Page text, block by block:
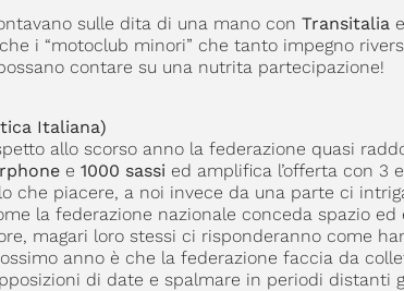
sulle dita di una mano con Transitaliae
i “motoclub minori” che tanto impegno
contare su una nutrita partecipazione!
Italiana)
allo scorso anno la federazione quasi
e 1000 sassi ed amplifica l’offerta con 3
che piacere, a noi invece da una parte ci
la federazione nazionale conceda spazio
magari loro stessi ci risponderanno come
anno è che la federazione faccia da
di date e spalmare in periodi distanti